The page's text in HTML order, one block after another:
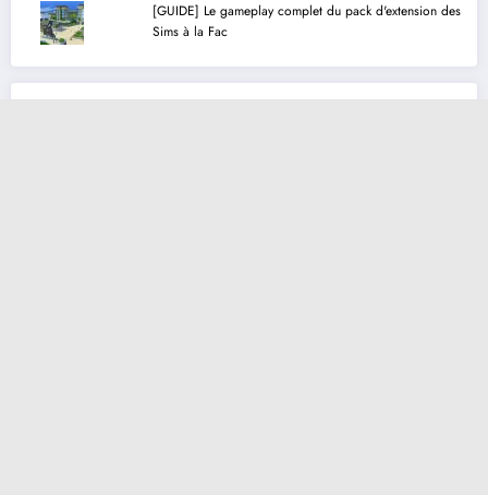
[GUIDE] Le gameplay complet du pack d'extension des
Sims à la Fac